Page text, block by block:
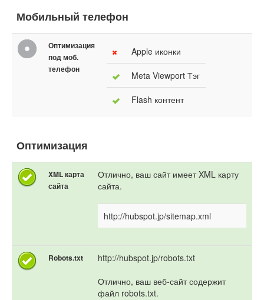
Мобильный телефон
Оптимизация
под моб.
телефон
Apple иконки
Meta Viewport Тэг
Flash контент
Оптимизация
XML карта
сайта
Отлично, ваш сайт имеет XML карту
сайта.
http://hubspot.jp/sitemap.xml
Robots.txt
http://hubspot.jp/robots.txt
Отлично, ваш веб-сайт содержит
файл robots.txt.